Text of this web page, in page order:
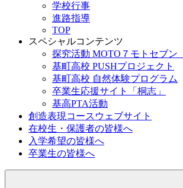
学校行事
進路指導
TOP
スペシャルコンテンツ
探究活動 MOTO７モトセブン
基町高校 PUSHプロジェクト
基町高校 自然体験プログラム
卒業生応援サイト「桐志」
基高PTA活動
創造表現コースウェブサイト
在校生・保護者の皆様へ
入学希望の皆様へ
卒業生の皆様へ